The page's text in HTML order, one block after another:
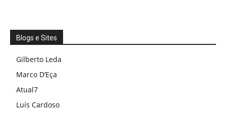
Blogs e Sites
Gilberto Leda
Marco D’Eça
Atual7
Luís Cardoso